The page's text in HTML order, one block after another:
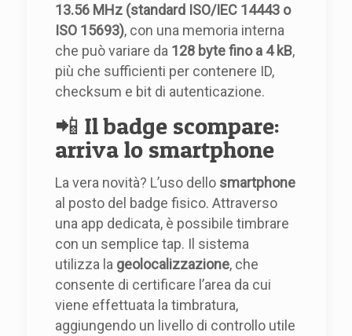
13.56 MHz (standard ISO/IEC 14443 o
ISO 15693), con una memoria interna
che può variare da 128 byte fino a 4 kB,
più che sufficienti per contenere ID,
checksum e bit di autenticazione.
📲 Il badge scompare:
arriva lo smartphone
La vera novità? L’uso dello smartphone
al posto del badge fisico. Attraverso
una app dedicata, è possibile timbrare
con un semplice tap. Il sistema
utilizza la geolocalizzazione, che
consente di certificare l’area da cui
viene effettuata la timbratura,
aggiungendo un livello di controllo utile